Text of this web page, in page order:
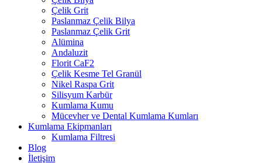
Çelik Grit
Paslanmaz Çelik Bilya
Paslanmaz Çelik Grit
Alümina
Andaluzit
Florit CaF2
Çelik Kesme Tel Granül
Nikel Raspa Grit
Silisyum Karbür
Kumlama Kumu
Mücevher ve Dental Kumlama Kumları
Kumlama Ekipmanları
Kumlama Filtresi
Blog
İletişim